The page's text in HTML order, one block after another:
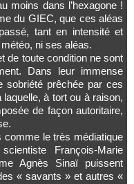
moins dans l’hexagone !
du GIEC, que ces aléas
tant en intensité et
météo, ni ses aléas.
de toute condition ne sont
Dans leur immense
sobriété prêchée par ces
à tort ou à raison,
de façon autoritaire,
le très médiatique
François-Marie
Agnès Sinaï puissent
« savants » et autres «